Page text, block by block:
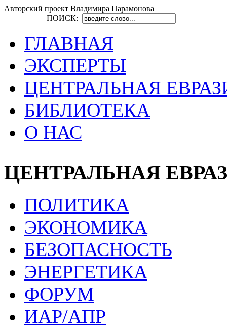
Авторский проект Владимира Парамонова
ПОИСК:
ГЛАВНАЯ
ЭКСПЕРТЫ
ЦЕНТРАЛЬНАЯ
БИБЛИОТЕКА
О НАС
ЦЕНТРАЛЬНАЯ
ПОЛИТИКА
ЭКОНОМИКА
БЕЗОПАСНОСТЬ
ЭНЕРГЕТИКА
ФОРУМ
ИАР/АПР